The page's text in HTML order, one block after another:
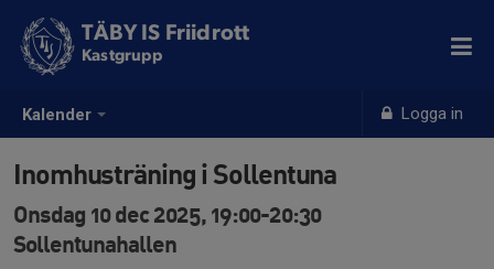
Kalender Logga in
TÄBY IS Friidrott
Kastgrupp
Inomhusträning i Sollentuna
Onsdag 10 dec 2025, 19:00-20:30
Sollentunahallen